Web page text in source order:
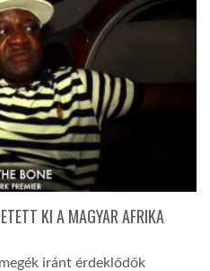
KI A MAGYAR AFRIKA
iránt érdeklődők